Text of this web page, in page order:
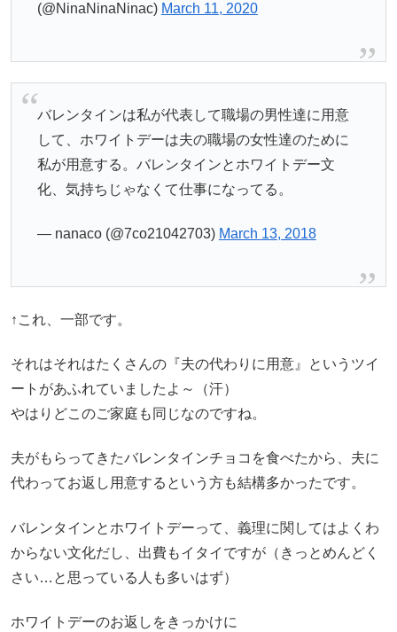
(@NinaNinaNinac) March 11, 2020
バレンタインは私が代表して職場の男性達に用意
して、ホワイトデーは夫の職場の女性達のために
私が用意する。バレンタインとホワイトデー文
化、気持ちじゃなくて仕事になってる。
— nanaco (@7co21042703) March 13, 2018
↑これ、一部です。
それはそれはたくさんの『夫の代わりに用意』というツイ
ートがあふれていましたよ～（汗）
やはりどこのご家庭も同じなのですね。
夫がもらってきたバレンタインチョコを食べたから、夫に
代わってお返し用意するという方も結構多かったです。
バレンタインとホワイトデーって、義理に関してはよくわ
からない文化だし、出費もイタイですが（きっとめんどく
さい…と思っている人も多いはず）
ホワイトデーのお返しをきっかけに